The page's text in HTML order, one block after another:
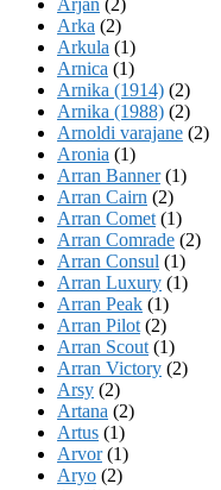
Arka (2)
Arkula (1)
Arnica (1)
Arnika (1914) (2)
Arnika (1988) (2)
Arnoldi varajane (2)
Aronia (1)
Arran Banner(1)
Arran Cairn (2)
Arran Comet (1)
Arran Comrade (2)
Arran Consul (1)
Arran Luxury (1)
Arran Peak (1)
Arran Pilot (2)
Arran Scout (1)
Arran Victory (2)
Arsy (2)
Artana (2)
Artus (1)
Arvor(1)
Aryo (2)